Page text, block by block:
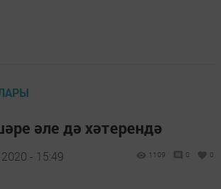
әле дә хәтерендә
- 15:49 1109 0 0